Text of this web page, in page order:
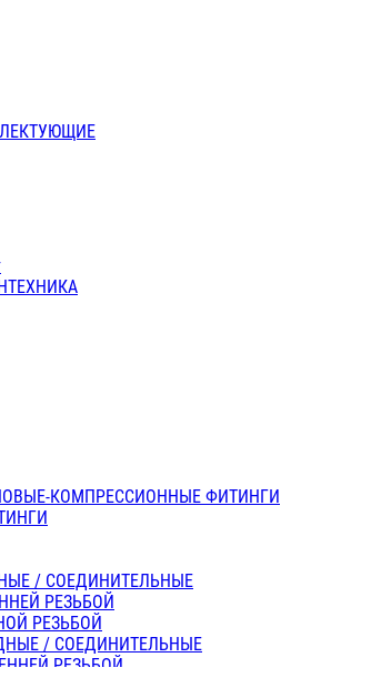
КОМПРЕССИОННЫЕ ФИТИНГИ
/ СОЕДИНИТЕЛЬНЫЕ
РЕЗЬБОЙ
РЕЗЬБОЙ
/ СОЕДИНИТЕЛЬНЫЕ
РЕЗЬБОЙ
РЕЗЬБОЙ